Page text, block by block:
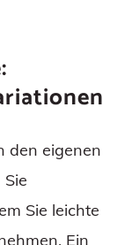
den eigenen
Sie leichte
Ein